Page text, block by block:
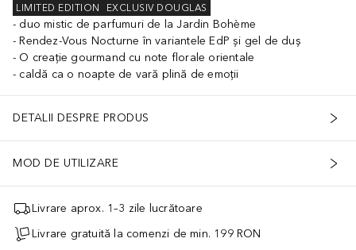
EXCLUSIV DOUGLAS
LIMITED EDITION
duo mistic de parfumuri de la Jardin Bohème
Rendez-Vous Nocturne în variantele EdP și gel de duș
O creație gourmand cu note florale orientale
caldă ca o noapte de vară plină de emoții
DETALII DESPRE PRODUS
MOD DE UTILIZARE
Livrare aprox. 1–3 zile lucrătoare
Livrare gratuită la comenzi de min. 199 RON